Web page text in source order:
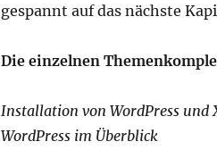
gespannt auf das nächste
Die einzelnen
Installation von WordPress und
WordPress im Überblick